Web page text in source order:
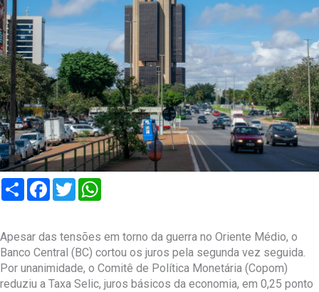
Compartilhar
Facebook
Twitter
Apesar das tensões em torno da guerra no Oriente Médio, o
Banco Central (BC) cortou os juros pela segunda vez seguida.
Por unanimidade, o Comitê de Política Monetária (Copom)
reduziu a Taxa Selic, juros básicos da economia, em 0,25 ponto